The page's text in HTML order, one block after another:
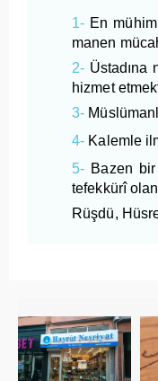
1- En
manen
2- Üstadına
hizmet
3-
4- Kalemle
5- Bazen
tefekkürî
Rüşdü,